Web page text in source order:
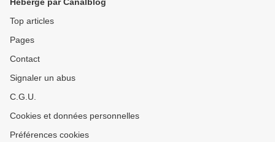
Top articles
Pages
Contact
Signaler un abus
C.G.U.
Cookies et données personnelles
Préférences cookies